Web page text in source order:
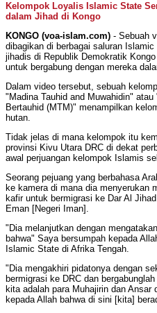
Kelompok Loyalis Islamic State
dalam Jihad di Kongo
KONGO (voa-islam.com) - Sebuah
dibagikan di berbagai saluran
jihadis di Republik Demokratik
untuk bergabung dengan mereka
Dalam video tersebut, sebuah
"Madina Tauhid and Muwahidin"
Bertauhid (MTM)" menampilkan
hutan.
Tidak jelas di mana kelompok itu
provinsi Kivu Utara DRC di dekat
awal perjuangan kelompok Islamis
Seorang pejuang yang berbahasa
ke kamera di mana dia menyerukan
kafir untuk bermigrasi ke Dar Al
Eman [Negeri Iman].
"Dia melanjutkan dengan
bahwa" Saya bersumpah kepada
Islamic State di Afrika Tengah.
"Dia mengakhiri pidatonya dengan
bermigrasi ke DRC dan
kita adalah para Muhajirin dan
kepada Allah bahwa di sini [kita]